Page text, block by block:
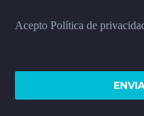
Acepto Política de